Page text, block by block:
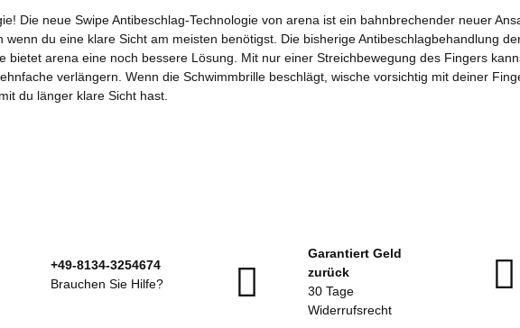
Die neue Swipe Antibeschlag-Technologie von arena ist ein bahnbrechender neuer
du eine klare Sicht am meisten benötigst. Die bisherige Antibeschlagbehandlung
bietet arena eine noch bessere Lösung. Mit nur einer Streichbewegung des Fingers
verlängern. Wenn die Schwimmbrille beschlägt, wische vorsichtig mit deiner
du länger klare Sicht hast.
+49-8134-3254674
Brauchen Sie Hilfe?
Garantiert Geld
zurück
30 Tage
Widerrufsrecht